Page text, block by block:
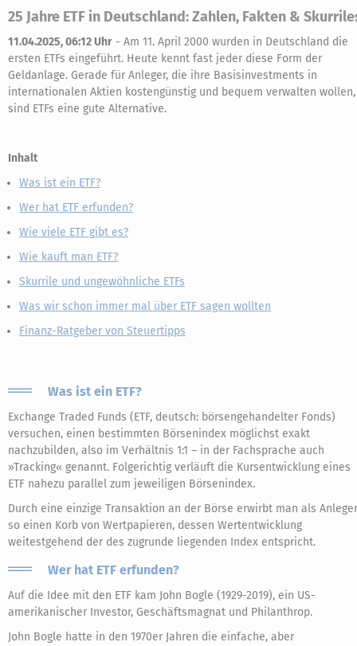
25 Jahre ETF in Deutschland: Zahlen, Fakten &
11.04.2025, 06:12 Uhr - Am 11. April 2000 wurden in Deutschland die
ersten ETFs eingeführt. Heute kennt fast jeder diese Form der
Geldanlage. Gerade für Anleger, die ihre Basisinvestments in
internationalen Aktien kostengünstig und bequem verwalten wollen,
sind ETFs eine gute Alternative.
Inhalt
Was ist ein ETF?
Wer hat ETF erfunden?
Wie viele ETF gibt es?
Wie kauft man ETF?
Skurrile und ungewöhnliche ETFs
Was wir schon immer mal über ETF sagen wollten
Finanz-Ratgeber von Steuertipps
Was ist ein ETF?
Exchange Traded Funds (ETF, deutsch: börsengehandelter Fonds)
versuchen, einen bestimmten Börsenindex möglichst exakt
nachzubilden, also im Verhältnis 1:1 – in der Fachsprache auch
»Tracking« genannt. Folgerichtig verläuft die Kursentwicklung eines
ETF nahezu parallel zum jeweiligen Börsenindex.
Durch eine einzige Transaktion an der Börse erwirbt man als Anleger
so einen Korb von Wertpapieren, dessen Wertentwicklung
weitestgehend der des zugrunde liegenden Index entspricht.
Wer hat ETF erfunden?
Auf die Idee mit den ETF kam John Bogle (1929-2019), ein US-
amerikanischer Investor, Geschäftsmagnat und Philanthrop.
John Bogle hatte in den 1970er Jahren die einfache, aber